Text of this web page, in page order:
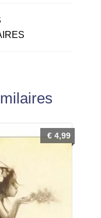
€4,99